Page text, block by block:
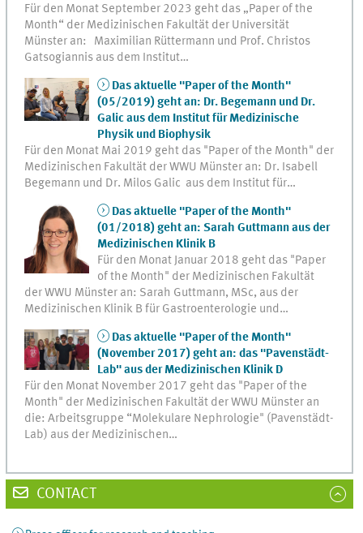
Für den Monat September 2023 geht das „Paper of the
Month“ der Medizinischen Fakultät der Universität
Münster an: Maximilian Rüttermann und Prof. Christos
Gatsogiannis aus dem Institut…
Das aktuelle "Paper of the Month"
(05/2019) geht an: Dr. Begemann und Dr.
Galic aus dem Institut für Medizinische
Physik und Biophysik
Für den Monat Mai 2019 geht das "Paper of the Month" der
Medizinischen Fakultät der WWU Münster an: Dr. Isabell
Begemann und Dr. Milos Galic aus dem Institut für…
Das aktuelle "Paper of the Month"
(01/2018) geht an: Sarah Guttmann aus der
Medizinischen Klinik B
Für den Monat Januar 2018 geht das "Paper
of the Month" der Medizinischen Fakultät
der WWU Münster an: Sarah Guttmann, MSc, aus der
Medizinischen Klinik B für Gastroenterologie und…
Das aktuelle "Paper of the Month"
(November 2017) geht an: das "Pavenstädt-
Lab" aus der Medizinischen Klinik D
Für den Monat November 2017 geht das "Paper of the
Month" der Medizinischen Fakultät der WWU Münster an
die: Arbeitsgruppe “Molekulare Nephrologie" (Pavenstädt-
Lab) aus der Medizinischen…
CONTACT